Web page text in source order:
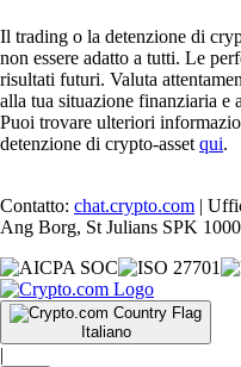
Il trading o la detenzione di
non essere adatto a tutti. Le
risultati futuri. Valuta
alla tua situazione finanziaria
Puoi trovare ulteriori
detenzione di crypto-asset qui.
Contatto: chat.crypto.com |
Ang Borg, St Julians SPK
Italiano
|